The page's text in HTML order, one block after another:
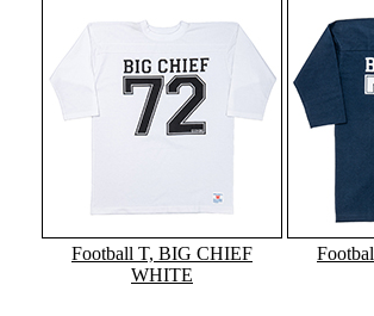
Football T, BIG CHIEF
WHITE